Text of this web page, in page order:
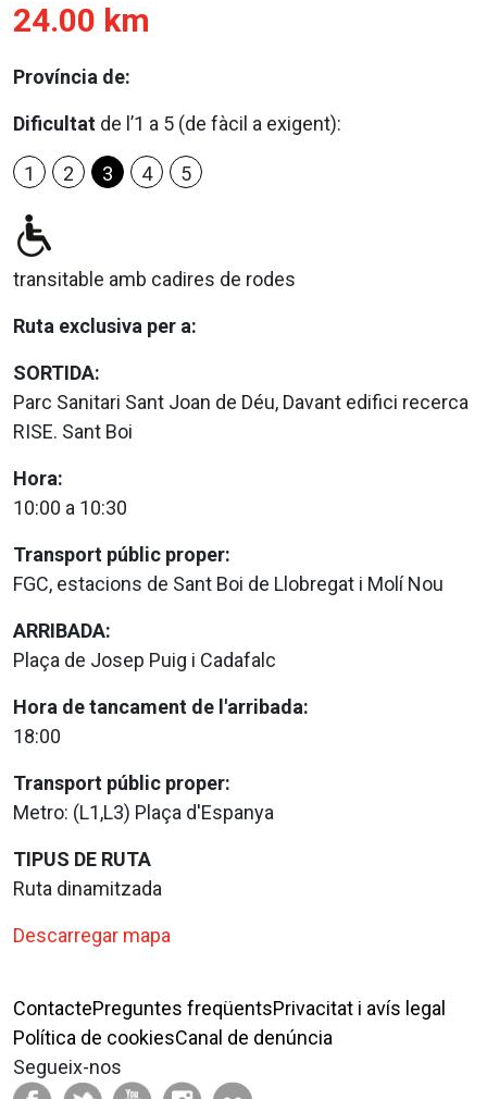
24.00 km
Província de:
Dificultat de l’1 a 5 (de fàcil a exigent):
1 2 3 4 5
transitable amb cadires de rodes
Ruta exclusiva per a:
SORTIDA:
Parc Sanitari Sant Joan de Déu, Davant edifici recerca
RISE. Sant Boi
Hora:
10:00 a 10:30
Transport públic proper:
FGC, estacions de Sant Boi de Llobregat i Molí Nou
ARRIBADA:
Plaça de Josep Puig i Cadafalc
Hora de tancament de l'arribada:
18:00
Transport públic proper:
Metro: (L1,L3) Plaça d'Espanya
TIPUS DE RUTA
Ruta dinamitzada
Descarregar mapa
ContactePreguntes freqüentsPrivacitat i avís legal
Política de cookiesCanal de denúncia
Segueix-nos